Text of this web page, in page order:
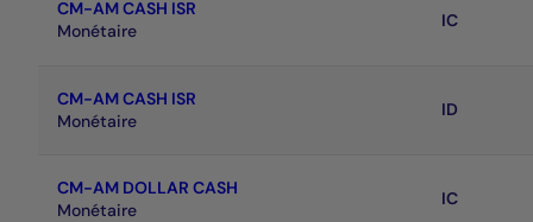
CM-AM CASH ISR
Monétaire
IC
CM-AM CASH ISR
Monétaire
ID
CM-AM DOLLAR CASH
Monétaire
IC